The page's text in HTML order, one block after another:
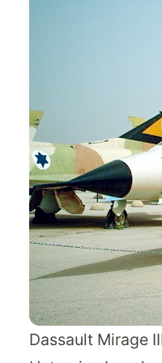
Dassault Mirage